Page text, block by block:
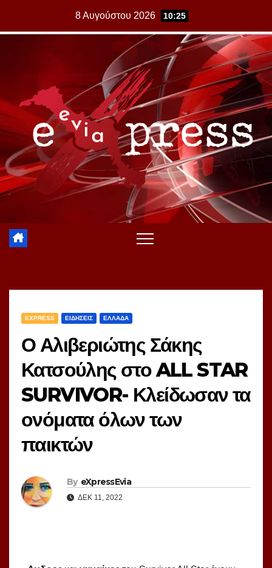
8 Αυγούστου 2026 10:25
EXPRESS ΕΙΔΗΣΕΙΣ ΕΛΛΑΔΑ
Ο Αλιβεριώτης Σάκης
Κατσούλης στο ALL STAR
SURVIVOR- Κλείδωσαν τα
ονόματα όλων των
παικτών
By eXpressEvia
ΔΕΚ 11, 2022